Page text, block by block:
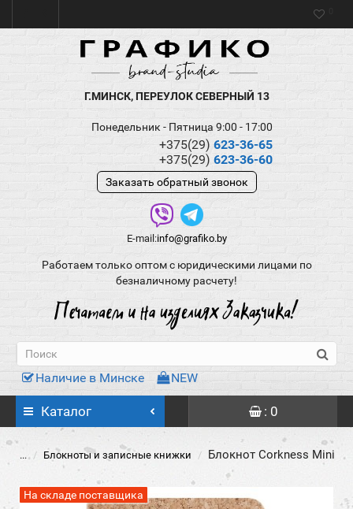
Г.МИНСК, ПЕРЕУЛОК СЕВЕРНЫЙ 13
Понедельник - Пятница 9:00 - 17:00
+375(29) 623-36-65
+375(29) 623-36-60
Заказать обратный звонок
E-mail:info@grafiko.by
Работаем только оптом с юридическими лицами по
безналичному расчету!
Наличие в Минске NEW
Каталог : 0
... Блокноты и записные книжки Блокнот Corkness Mini
На складе поставщика